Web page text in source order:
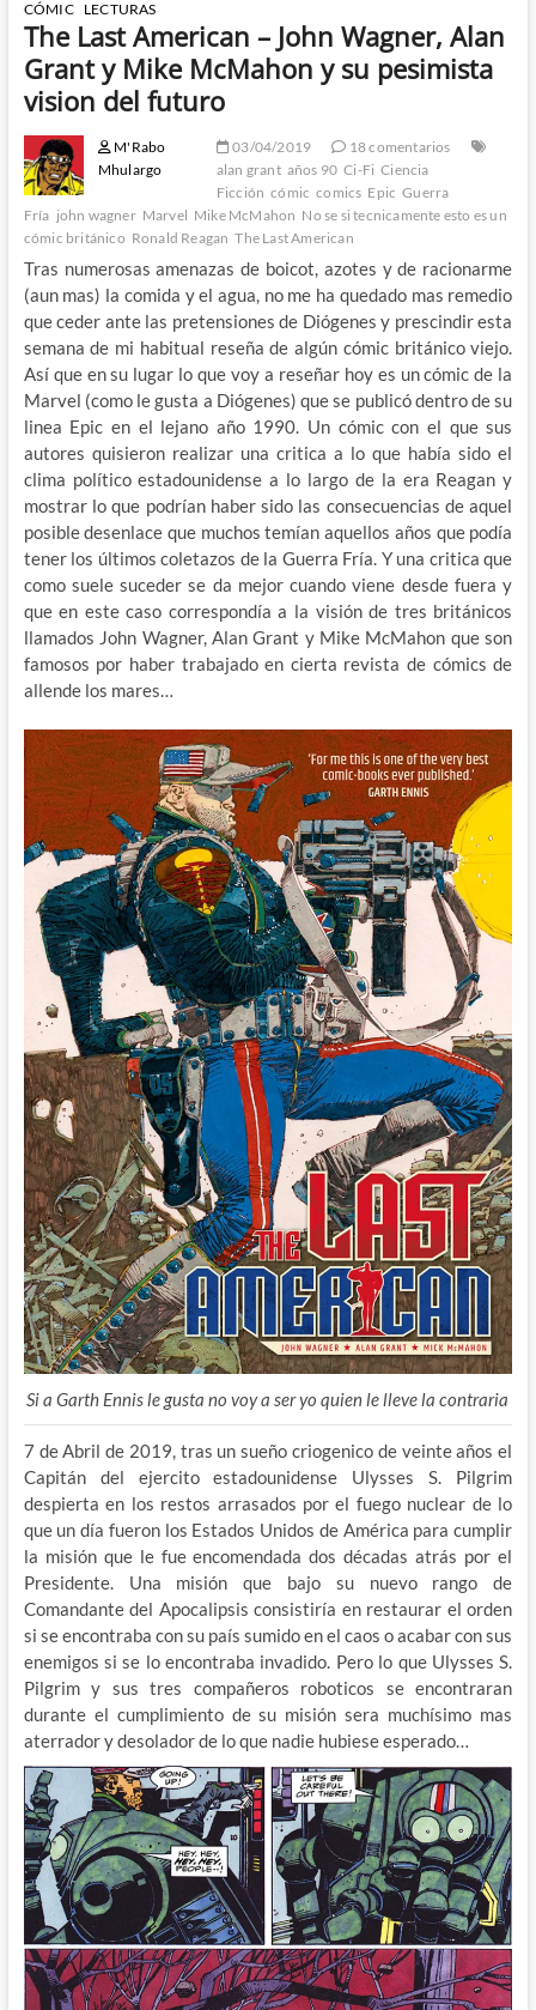
CÓMIC LECTURAS
The Last American – John Wagner, Alan
Grant y Mike McMahon y su pesimista
vision del futuro
M'Rabo
Mhulargo
03/04/2019
18 comentarios
alan grant años 90 Ci-Fi Ciencia
Ficción cómic comics Epic Guerra
Fría john wagner Marvel Mike McMahon No se si tecnicamente esto es un
cómic británico Ronald Reagan The Last American
Tras numerosas amenazas de boicot, azotes y de racionarme
(aun mas) la comida y el agua, no me ha quedado mas remedio
que ceder ante las pretensiones de Diógenes y prescindir esta
semana de mi habitual reseña de algún cómic británico viejo.
Así que en su lugar lo que voy a reseñar hoy es un cómic de la
Marvel (como le gusta a Diógenes) que se publicó dentro de su
linea Epic en el lejano año 1990. Un cómic con el que sus
autores quisieron realizar una critica a lo que había sido el
clima político estadounidense a lo largo de la era Reagan y
mostrar lo que podrían haber sido las consecuencias de aquel
posible desenlace que muchos temían aquellos años que podía
tener los últimos coletazos de la Guerra Fría. Y una critica que
como suele suceder se da mejor cuando viene desde fuera y
que en este caso correspondía a la visión de tres británicos
llamados John Wagner, Alan Grant y Mike McMahon que son
famosos por haber trabajado en cierta revista de cómics de
allende los mares…
Si a Garth Ennis le gusta no voy a ser yo quien le lleve la contraria
7 de Abril de 2019, tras un sueño criogenico de veinte años el
Capitán del ejercito estadounidense Ulysses S. Pilgrim
despierta en los restos arrasados por el fuego nuclear de lo
que un día fueron los Estados Unidos de América para cumplir
la misión que le fue encomendada dos décadas atrás por el
Presidente. Una misión que bajo su nuevo rango de
Comandante del Apocalipsis consistiría en restaurar el orden
si se encontraba con su país sumido en el caos o acabar con sus
enemigos si se lo encontraba invadido. Pero lo que Ulysses S.
Pilgrim y sus tres compañeros roboticos se encontraran
durante el cumplimiento de su misión sera muchísimo mas
aterrador y desolador de lo que nadie hubiese esperado…